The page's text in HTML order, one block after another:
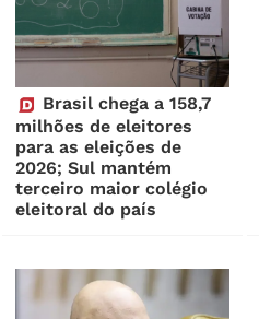
Brasil chega a 158,7
milhões de eleitores
para as eleições de
2026; Sul mantém
terceiro maior colégio
eleitoral do país